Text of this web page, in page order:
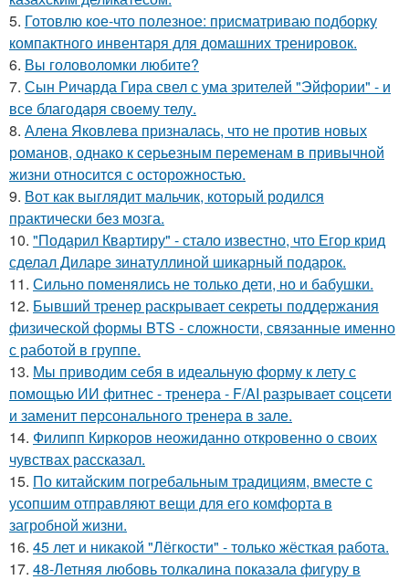
5. Готовлю кое-что полезное: присматриваю подборку
компактного инвентаря для домашних тренировок.
6. Вы головоломки любите?
7. Сын Ричарда Гира свел с ума зрителей "Эйфории" - и
все благодаря своему телу.
8. Алена Яковлева призналась, что не против новых
романов, однако к серьезным переменам в привычной
жизни относится с осторожностью.
9. Вот как выглядит мальчик, который родился
практически без мозга.
10. "Подарил Квартиру" - стало известно, что Егор крид
сделал Диларе зинатуллиной шикарный подарок.
11. Сильно поменялись не только дети, но и бабушки.
12. Бывший тренер раскрывает секреты поддержания
физической формы BTS - сложности, связанные именно
с работой в группе.
13. Мы приводим себя в идеальную форму к лету с
помощью ИИ фитнес - тренера - F/AI разрывает соцсети
и заменит персонального тренера в зале.
14. Филипп Киркоров неожиданно откровенно о своих
чувствах рассказал.
15. По китайским погребальным традициям, вместе с
усопшим отправляют вещи для его комфорта в
загробной жизни.
16. 45 лет и никакой "Лёгкости" - только жёсткая работа.
17. 48-Летняя любовь толкалина показала фигуру в